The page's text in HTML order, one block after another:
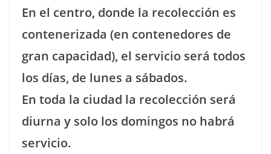
En el centro, donde la recolección es
contenerizada (en contenedores de
gran capacidad), el servicio será todos
los días, de lunes a sábados.
En toda la ciudad la recolección será
diurna y solo los domingos no habrá
servicio.